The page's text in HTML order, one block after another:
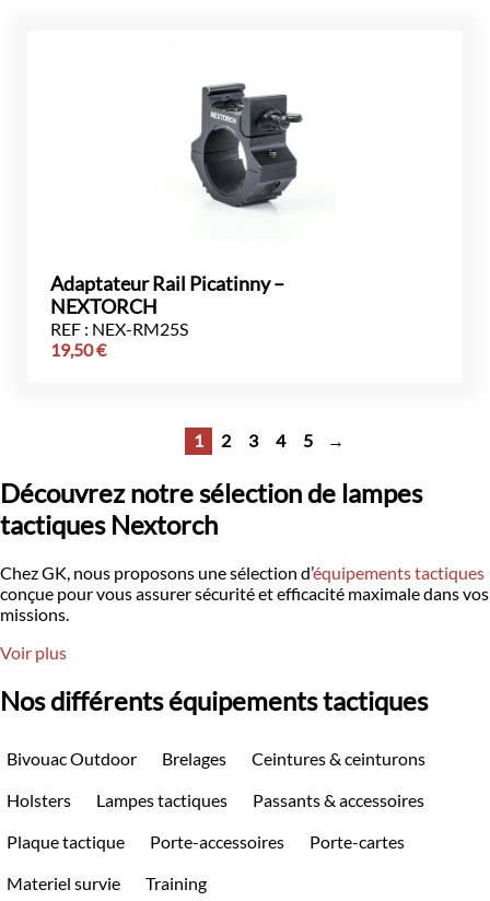
Adaptateur Rail Picatinny –
NEXTORCH
REF : NEX-RM25S
19,50€
1 2 3 4 5 →
Découvrez notre sélection de lampes
tactiques Nextorch
Chez GK, nous proposons une sélection d’équipements tactiques
conçue pour vous assurer sécurité et efficacité maximale dans vos
missions.
Voir plus
Nos différents équipements tactiques
Bivouac Outdoor Brelages
Ceintures & ceinturons
Holsters
Lampes tactiques
Passants & accessoires
Plaque tactique
Porte-accessoires
Porte-cartes
Materiel survie
Training